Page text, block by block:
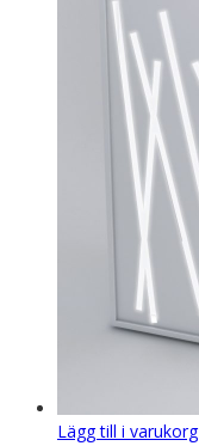
Lägg till i varukorg